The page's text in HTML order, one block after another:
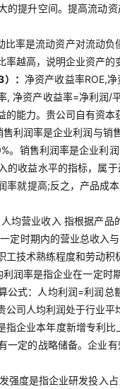
的提升空间。提高流动
比率是流动资产对流动
率越高，说明企业资产
： 净资产收益率ROE,
, 净资产收益率=净利润/
能力。贵公司自有资
售利润率是企业利润与销
。销售利润率是企业利
的收益水平的指标，属
率就提高;反之，产品成
人均营业收入 指根据产品
定时期内的营业总收入
工技术熟练程度和劳动
利润率是指企业在一定时
公式：人均利润=利润
司人均利润处于行业平
指企业本年度新增专利
一定的战略储备。企业
强度是指企业研发投入